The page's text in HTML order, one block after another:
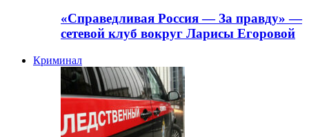
«Справедливая Россия — За правду» —
сетевой клуб вокруг Ларисы Егоровой
Криминал